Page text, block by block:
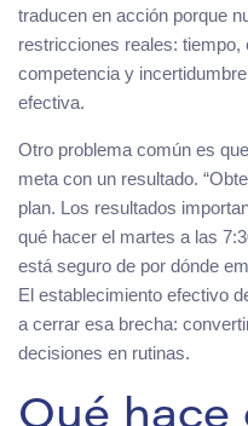
traducen en acción porque
restricciones reales:
competencia y
efectiva.
Otro problema común es
meta con un resultado.
plan. Los resultados
qué hacer el martes a las
está seguro de por dónde
El establecimiento efectivo
a cerrar esa brecha:
decisiones en rutinas.